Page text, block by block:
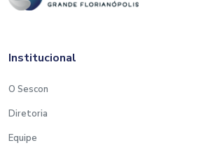
Institucional
O Sescon
Diretoria
Equipe